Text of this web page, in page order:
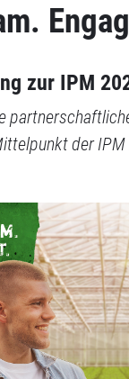
zur IPM
der